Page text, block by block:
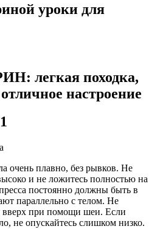
уроки для
легкая походка,
настроение
очень плавно, без рывков. Не
и не ложитесь полностью на
постоянно должны быть в
параллельно с телом. Не
вверх при помощи шеи. Если
не опускайтесь слишком низко.